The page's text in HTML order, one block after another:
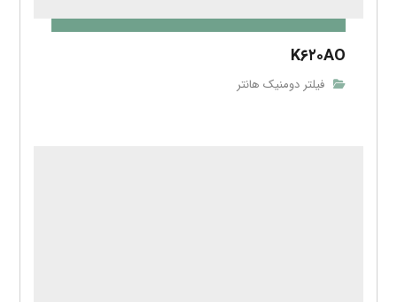
K۶۲۰AO
فیلتر دومنیک هانتر